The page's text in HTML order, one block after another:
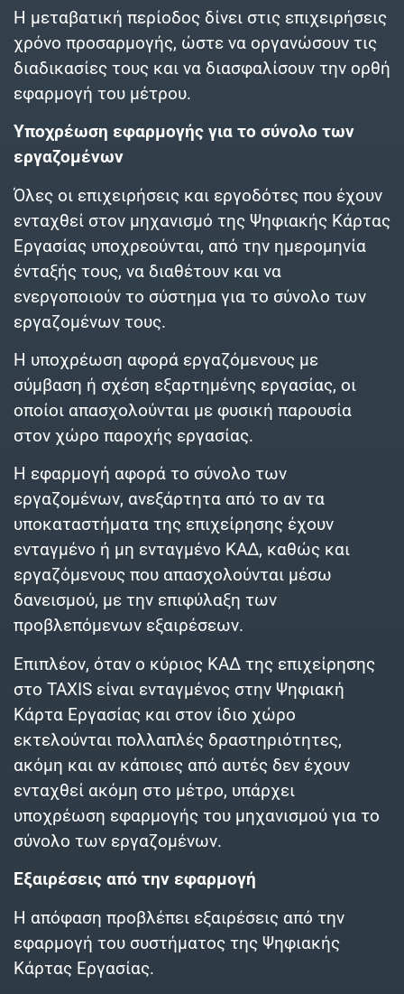
Η μεταβατική περίοδος δίνει στις επιχειρήσεις
χρόνο προσαρμογής, ώστε να οργανώσουν τις
διαδικασίες τους και να διασφαλίσουν την ορθή
εφαρμογή του μέτρου.
Υποχρέωση εφαρμογής για το σύνολο των
εργαζομένων
Όλες οι επιχειρήσεις και εργοδότες που έχουν
ενταχθεί στον μηχανισμό της Ψηφιακής Κάρτας
Εργασίας υποχρεούνται, από την ημερομηνία
ένταξής τους, να διαθέτουν και να
ενεργοποιούν το σύστημα για το σύνολο των
εργαζομένων τους.
Η υποχρέωση αφορά εργαζόμενους με
σύμβαση ή σχέση εξαρτημένης εργασίας, οι
οποίοι απασχολούνται με φυσική παρουσία
στον χώρο παροχής εργασίας.
Η εφαρμογή αφορά το σύνολο των
εργαζομένων, ανεξάρτητα από το αν τα
υποκαταστήματα της επιχείρησης έχουν
ενταγμένο ή μη ενταγμένο ΚΑΔ, καθώς και
εργαζόμενους που απασχολούνται μέσω
δανεισμού, με την επιφύλαξη των
προβλεπόμενων εξαιρέσεων.
Επιπλέον, όταν ο κύριος ΚΑΔ της επιχείρησης
στο TAXIS είναι ενταγμένος στην Ψηφιακή
Κάρτα Εργασίας και στον ίδιο χώρο
εκτελούνται πολλαπλές δραστηριότητες,
ακόμη και αν κάποιες από αυτές δεν έχουν
ενταχθεί ακόμη στο μέτρο, υπάρχει
υποχρέωση εφαρμογής του μηχανισμού για το
σύνολο των εργαζομένων.
Εξαιρέσεις από την εφαρμογή
Η απόφαση προβλέπει εξαιρέσεις από την
εφαρμογή του συστήματος της Ψηφιακής
Κάρτας Εργασίας.